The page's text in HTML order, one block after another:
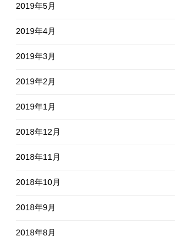
2019年5月
2019年4月
2019年3月
2019年2月
2019年1月
2018年12月
2018年11月
2018年10月
2018年9月
2018年8月